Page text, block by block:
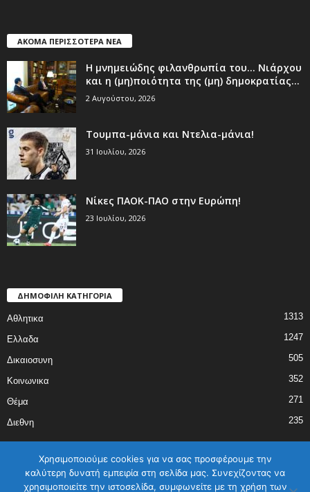
ΑΚΟΜΑ ΠΕΡΙΣΣΟΤΕΡΑ ΝΕΑ
Η μνημειώδης φιλανθρωπία του… Νιάρχου
και η (μη)ποιότητα της (μη) δημοκρατίας...
2 Αυγούστου, 2026
Τουμπα-μάνια και Ντελια-μάνια!
31 Ιουλίου, 2026
Νίκες ΠΑΟΚ-ΠΑΟ στην Ευρώπη!
23 Ιουλίου, 2026
ΔΗΜΟΦΙΛΗ ΚΑΤΗΓΟΡΙΑ
Αθλητικα 1313
Ελλαδα 1247
Δικαιοσυνη 505
Κοινωνικα 352
Θέμα 271
Διεθνη 235
ΑΡΧΙΚΗ ΕΛΛΑΔΑ ΔΙΕΘΝΗ ΔΙΚΑΙΟΣΥΝΗ ΑΘΛΗΤΙΚΑ
Χρησιμοποιούμε cookies για να σας προσφέρουμε την
καλύτερη δυνατή εμπειρία στη σελίδα μας. Συνεχίζοντας να
χρησιμοποιείτε την ιστοσελίδα, συμφωνείτε με τη χρήση των